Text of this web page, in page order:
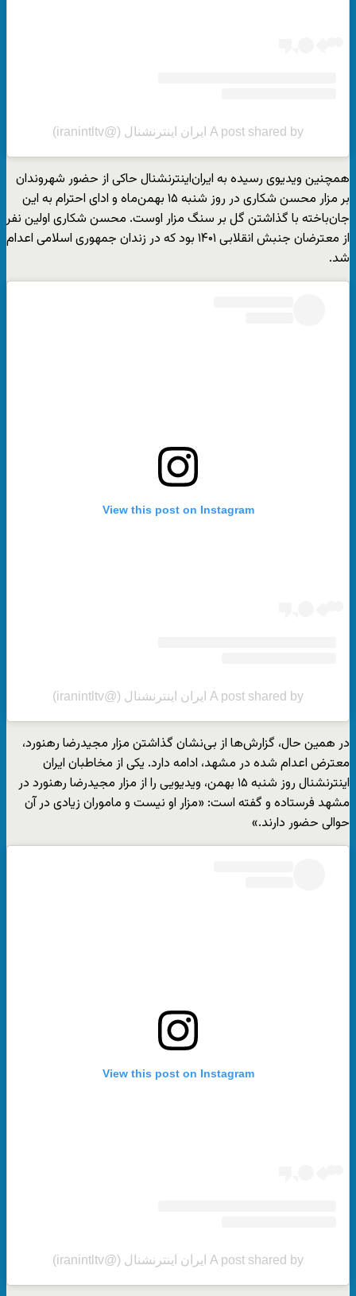
A post shared by ایران اینترنشنال (@iranintltv)
همچنین ویدیوی رسیده به ایران‌اینترنشنال حاکی از حضور شهروندان
بر مزار محسن شکاری در روز شنبه ۱۵ بهمن‌ماه و ادای احترام به این
جان‌باخته با گذاشتن گل بر سنگ مزار اوست. محسن شکاری اولین نفر
از معترضان جنبش انقلابی ۱۴۰۱ بود که در زندان جمهوری اسلامی اعدام
شد.
View this post on Instagram
A post shared by ایران اینترنشنال (@iranintltv)
در همین حال، گزارش‌ها از بی‌نشان گذاشتن مزار مجیدرضا رهنورد،
معترض اعدام شده در مشهد، ادامه دارد. یکی از مخاطبان ایران
اینترنشنال روز شنبه ۱۵ بهمن، ویدیویی را از مزار مجید‌رضا رهنورد در
مشهد فرستاده و گفته است: «مزار او نیست و ماموران زیادی در آن
حوالی حضور دارند.»
View this post on Instagram
A post shared by ایران اینترنشنال (@iranintltv)